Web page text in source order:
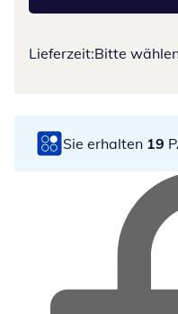
Lieferzeit:Bitte
Sie erhalten 19